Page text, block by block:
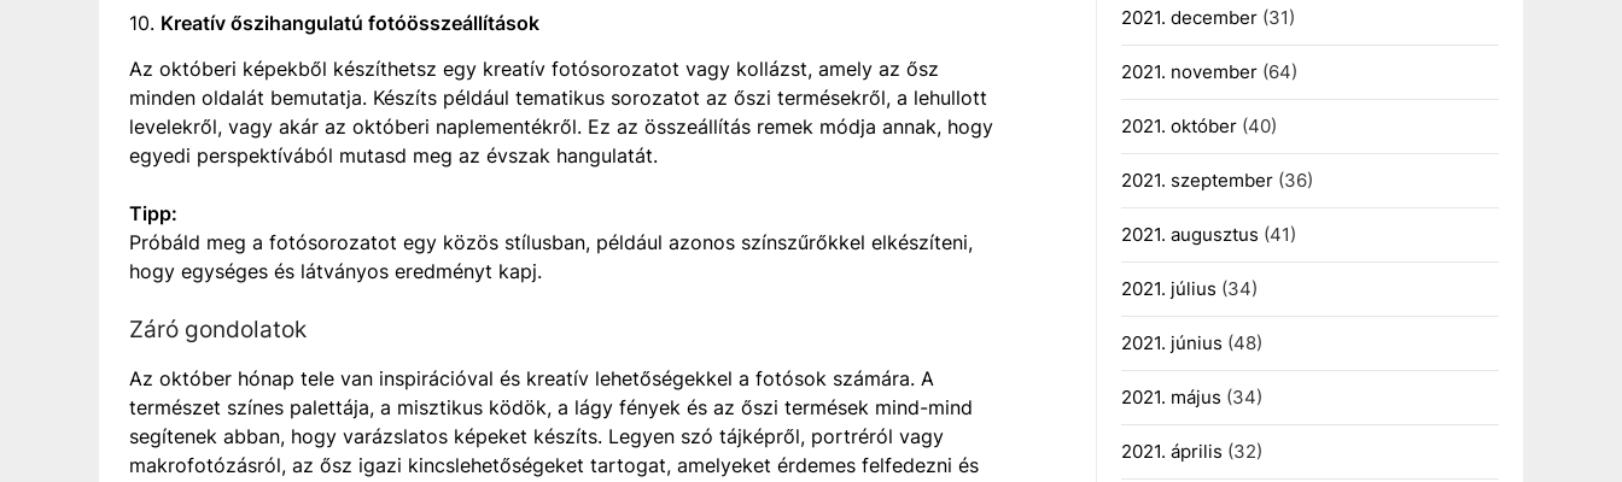
10. Kreatív őszihangulatú fotóösszeállítások
Az októberi képekből készíthetsz egy kreatív fotósorozatot vagy kollázst, amely az ősz
minden oldalát bemutatja. Készíts például tematikus sorozatot az őszi termésekről, a lehullott
levelekről, vagy akár az októberi naplementékről. Ez az összeállítás remek módja annak, hogy
egyedi perspektívából mutasd meg az évszak hangulatát.
Tipp:
Próbáld meg a fotósorozatot egy közös stílusban, például azonos színszűrőkkel elkészíteni,
hogy egységes és látványos eredményt kapj.
Záró gondolatok
Az október hónap tele van inspirációval és kreatív lehetőségekkel a fotósok számára. A
természet színes palettája, a misztikus ködök, a lágy fények és az őszi termések mind-mind
segítenek abban, hogy varázslatos képeket készíts. Legyen szó tájképről, portréról vagy
makrofotózásról, az ősz igazi kincslehetőségeket tartogat, amelyeket érdemes felfedezni és
2021. december(31)
2021. november(64)
2021. október(40)
2021. szeptember(36)
2021. augusztus (41)
2021. július (34)
2021. június (48)
2021. május (34)
2021. április (32)